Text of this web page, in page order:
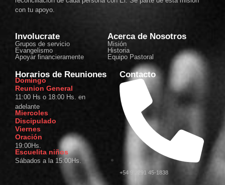
con tu apoyo.
Involucrate
Grupos de servicio
Evangelismo
Apoyar financieramente
Acerca de Nosotros
Misión
Historia
Equipo Pastoral
Horarios de Reuniones
Domingo
Reunion General
11:00 Hs o 18:00 Hs. en
adelante
Miercoles
Discipulado
Viernes
Oración
19:00Hs.
Escuelita niños
Sábados a la 15:00Hs.
Contacto
+54 9 2291 45-1838